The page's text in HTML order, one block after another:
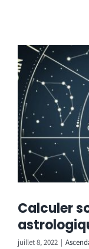
Calculer
juillet 8, 2022 |